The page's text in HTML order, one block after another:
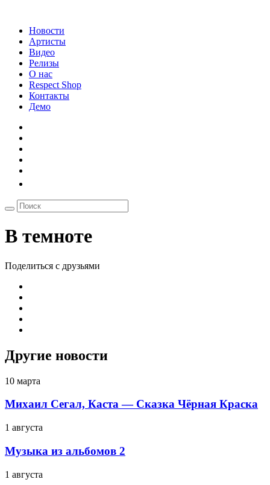
Новости
Артисты
Видео
Релизы
О нас
Respect Shop
Контакты
Демо
В темноте
Поделиться с друзьями
Другие новости
10 марта
Михаил Сегал, Каста — Сказка Чёрная Краска
1 августа
Музыка из альбомов 2
1 августа